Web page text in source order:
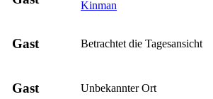
Kinman
Gast Betrachtet die Tagesansicht
Gast Unbekannter Ort